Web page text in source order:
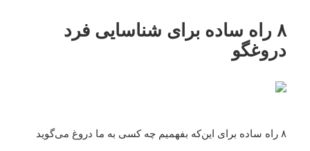
۸ راه ساده برای شناسایی فرد
دروغگو
۸ راه ساده برای این‌که بفهمیم چه کسی به ما دروغ می‌گوید